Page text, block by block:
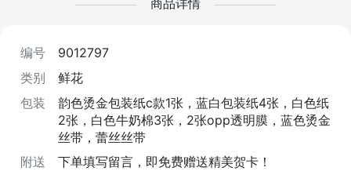
编号
9012797
类别
鲜花
包装
韵色烫金包装纸c款1张，蓝白包装纸4张，白色纸
2张，白色牛奶棉3张，2张opp透明膜，蓝色烫金
丝带，蕾丝丝带
附送
下单填写留言，即免费赠送精美贺卡！